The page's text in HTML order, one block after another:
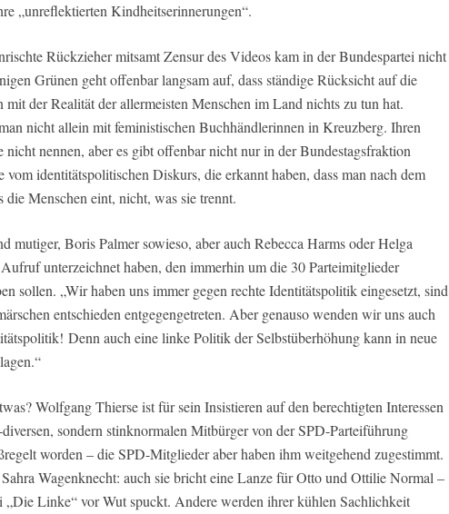
„unreflektierten Kindheitserinnerungen“.
Rückzieher mitsamt Zensur des Videos kam in der Bundespartei nicht
Grünen geht offenbar langsam auf, dass ständige Rücksicht auf die
der Realität der allermeisten Menschen im Land nichts zu tun hat.
nicht allein mit feministischen Buchhändlerinnen in Kreuzberg. Ihren
nicht nennen, aber es gibt offenbar nicht nur in der Bundestagsfraktion
identitätspolitischen Diskurs, die erkannt haben, dass man nach dem
die Menschen eint, nicht, was sie trennt.
mutiger, Boris Palmer sowieso, aber auch Rebecca Harms oder Helga
unterzeichnet haben, den immerhin um die 30 Parteimitglieder
sollen. „Wir haben uns immer gegen rechte Identitätspolitik eingesetzt, sind
entschieden entgegengetreten. Aber genauso wenden wir uns auch
Denn auch eine linke Politik der Selbstüberhöhung kann in neue
Wolfgang Thierse ist für sein Insistieren auf den berechtigten Interessen
sondern stinknormalen Mitbürger von der SPD-Parteiführung
worden – die SPD-Mitglieder aber haben ihm weitgehend zugestimmt.
Sahra Wagenknecht: auch sie bricht eine Lanze für Otto und Ottilie Normal –
„Die Linke“ vor Wut spuckt. Andere werden ihrer kühlen Sachlichkeit